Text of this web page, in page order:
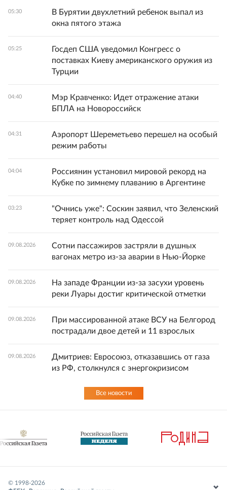
05:30
В Бурятии двухлетний ребенок выпал из
окна пятого этажа
05:25
Госдеп США уведомил Конгресс о
поставках Киеву американского оружия из
Турции
04:40
Мэр Кравченко: Идет отражение атаки
БПЛА на Новороссийск
04:31
Аэропорт Шереметьево перешел на особый
режим работы
04:04
Россиянин установил мировой рекорд на
Кубке по зимнему плаванию в Аргентине
03:23
"Очнись уже": Соскин заявил, что Зеленский
теряет контроль над Одессой
09.08.2026
Сотни пассажиров застряли в душных
вагонах метро из-за аварии в Нью-Йорке
09.08.2026
На западе Франции из-за засухи уровень
реки Луары достиг критической отметки
09.08.2026
При массированной атаке ВСУ на Белгород
пострадали двое детей и 11 взрослых
09.08.2026
Дмитриев: Евросоюз, отказавшись от газа
из РФ, столкнулся с энергокризисом
Все новости
© 1998-2026